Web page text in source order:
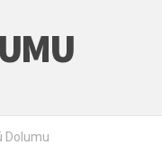
Dolumu